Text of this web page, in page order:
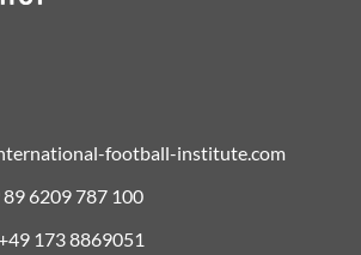
football-institute.com
89 6209 787 100
173 8869051